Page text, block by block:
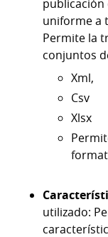
uniforme a
Permite la
conjuntos
Xml,
Csv
Xlsx
utilizado: